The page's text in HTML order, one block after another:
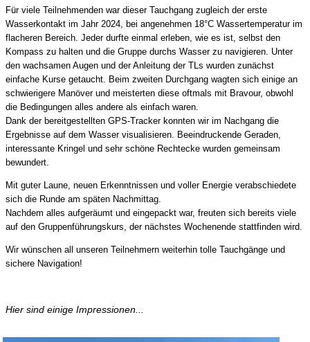
Für viele Teilnehmenden war dieser Tauchgang zugleich der erste
Wasserkontakt im Jahr 2024, bei angenehmen 18°C Wassertemperatur im
flacheren Bereich. Jeder durfte einmal erleben, wie es ist, selbst den
Kompass zu halten und die Gruppe durchs Wasser zu navigieren. Unter
den wachsamen Augen und der Anleitung der TLs wurden zunächst
einfache Kurse getaucht. Beim zweiten Durchgang wagten sich einige an
schwierigere Manöver und meisterten diese oftmals mit Bravour, obwohl
die Bedingungen alles andere als einfach waren.
Dank der bereitgestellten GPS-Tracker konnten wir im Nachgang die
Ergebnisse auf dem Wasser visualisieren. Beeindruckende Geraden,
interessante Kringel und sehr schöne Rechtecke wurden gemeinsam
bewundert.
Mit guter Laune, neuen Erkenntnissen und voller Energie verabschiedete
sich die Runde am späten Nachmittag.
Nachdem alles aufgeräumt und eingepackt war, freuten sich bereits viele
auf den Gruppenführungskurs, der nächstes Wochenende stattfinden wird.
Wir wünschen all unseren Teilnehmern weiterhin tolle Tauchgänge und
sichere Navigation!
Hier sind einige Impressionen...